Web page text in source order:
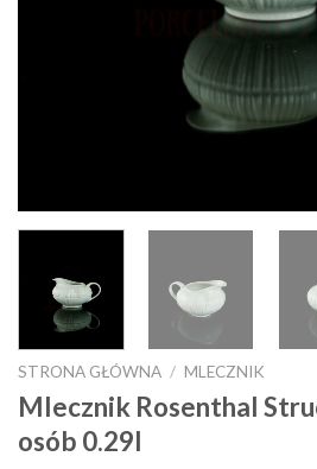
STRONA GŁÓWNA / MLECZNIK
Mlecznik Rosenthal
osób 0.29l